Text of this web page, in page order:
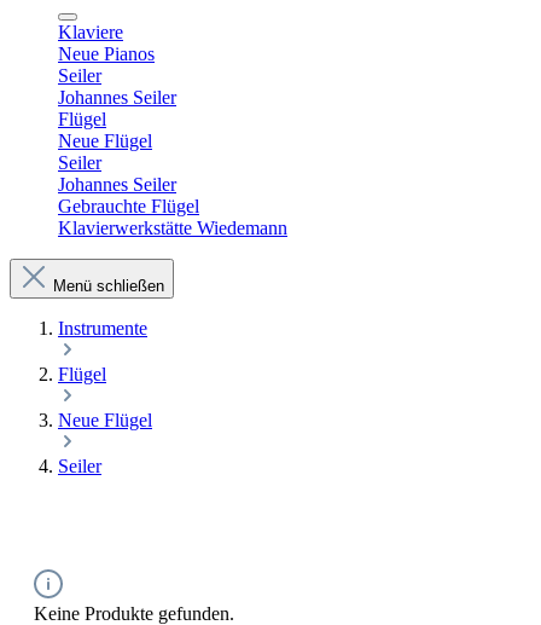
Klaviere
Neue Pianos
Seiler
Johannes Seiler
Flügel
Neue Flügel
Seiler
Johannes Seiler
Gebrauchte Flügel
Klavierwerkstätte Wiedemann
Menü schließen
Instrumente
Flügel
Neue Flügel
Seiler
Keine Produkte gefunden.